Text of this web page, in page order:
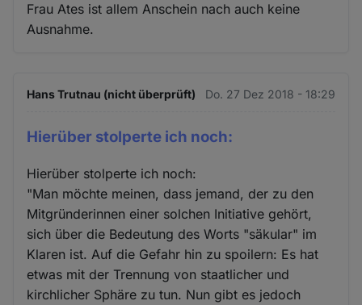
Frau Ates ist allem Anschein nach auch keine
Ausnahme.
Hans Trutnau (nicht überprüft) Do. 27 Dez 2018 - 18:29
Hierüber stolperte ich noch:
Hierüber stolperte ich noch:
"Man möchte meinen, dass jemand, der zu den
Mitgründerinnen einer solchen Initiative gehört,
sich über die Bedeutung des Worts "säkular" im
Klaren ist. Auf die Gefahr hin zu spoilern: Es hat
etwas mit der Trennung von staatlicher und
kirchlicher Sphäre zu tun. Nun gibt es jedoch